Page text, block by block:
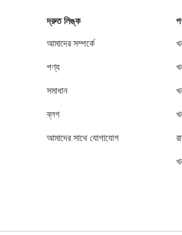
দ্রুত লিঙ্ক
আমাদের সম্পর্কে
পণ্য
সমাধান
ব্লগ
আমাদের সাথে যোগাযোগ